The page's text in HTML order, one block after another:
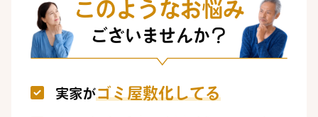
このようなお悩み
ございませんか？
実家がゴミ屋敷化してる